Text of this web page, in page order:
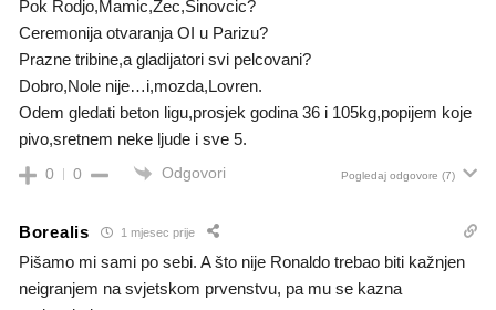
Pok Rodjo,Mamic,Zec,Sinovcic?
Ceremonija otvaranja OI u Parizu?
Prazne tribine,a gladijatori svi pelcovani?
Dobro,Nole nije…i,mozda,Lovren.
Odem gledati beton ligu,prosjek godina 36 i 105kg,popijem koje
pivo,sretnem neke ljude i sve 5.
0 0 Odgovori Pogledaj odgovore (7)
Borealis 1 mjesec prije
Pišamo mi sami po sebi. A što nije Ronaldo trebao biti kažnjen
neigranjem na svjetskom prvenstvu, pa mu se kazna